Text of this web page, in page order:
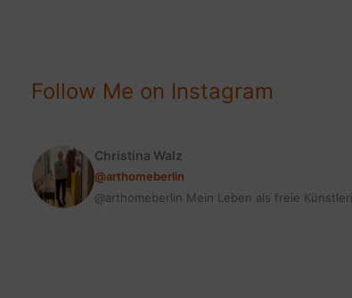
Follow Me on Instagram
Christina Walz
@arthomeberlin
@arthomeberlin Mein Leben als freie